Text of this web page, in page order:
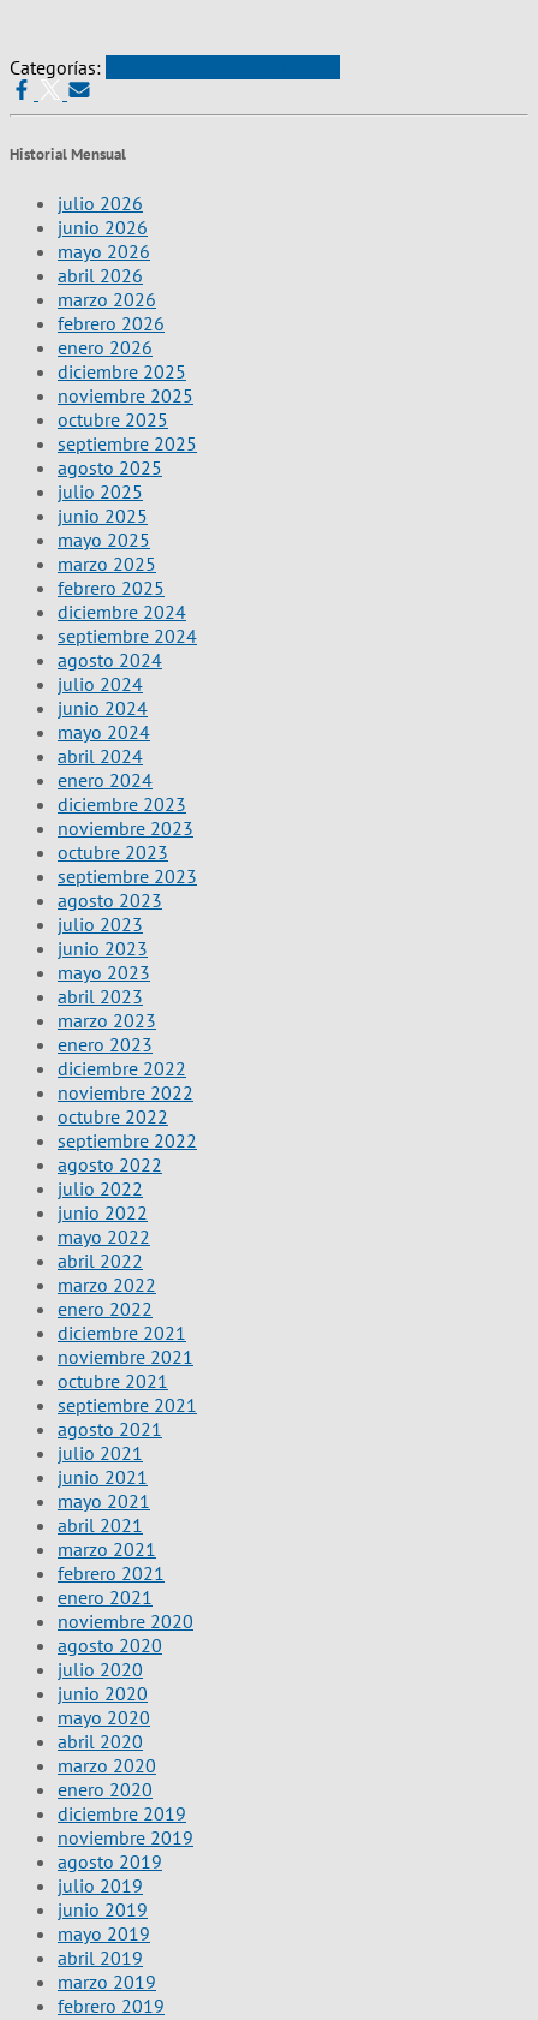
Categorías:
Historial Mensual
julio 2026
junio 2026
mayo 2026
abril 2026
marzo 2026
febrero 2026
enero 2026
diciembre 2025
noviembre 2025
octubre 2025
septiembre 2025
agosto 2025
julio 2025
junio 2025
mayo 2025
marzo 2025
febrero 2025
diciembre 2024
septiembre 2024
agosto 2024
julio 2024
junio 2024
mayo 2024
abril 2024
enero 2024
diciembre 2023
noviembre 2023
octubre 2023
septiembre 2023
agosto 2023
julio 2023
junio 2023
mayo 2023
abril 2023
marzo 2023
enero 2023
diciembre 2022
noviembre 2022
octubre 2022
septiembre 2022
agosto 2022
julio 2022
junio 2022
mayo 2022
abril 2022
marzo 2022
enero 2022
diciembre 2021
noviembre 2021
octubre 2021
septiembre 2021
agosto 2021
julio 2021
junio 2021
mayo 2021
abril 2021
marzo 2021
febrero 2021
enero 2021
noviembre 2020
agosto 2020
julio 2020
junio 2020
mayo 2020
abril 2020
marzo 2020
enero 2020
diciembre 2019
noviembre 2019
agosto 2019
julio 2019
junio 2019
mayo 2019
abril 2019
marzo 2019
febrero 2019